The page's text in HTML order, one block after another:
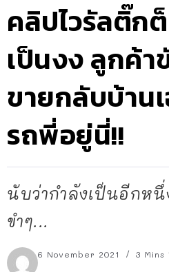
คลิปไวรัลติ๊ก
เป็นงง ลูกค้
ขายกลับบ้าน
รถพี่อยู่นี่!!
นับว่ากำลังเป็นอีกหนึ่
ขำๆ...
6 November 2021 3 Mins